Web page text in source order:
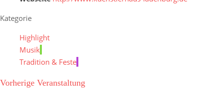
Kategorie
Highlight
Musik
Tradition & Feste
Vorherige Veranstaltung